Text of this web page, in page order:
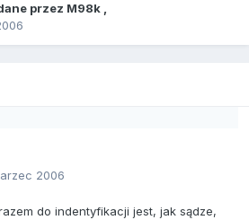
przez M98k
2006
do indentyfikacji jest, jak sądze,